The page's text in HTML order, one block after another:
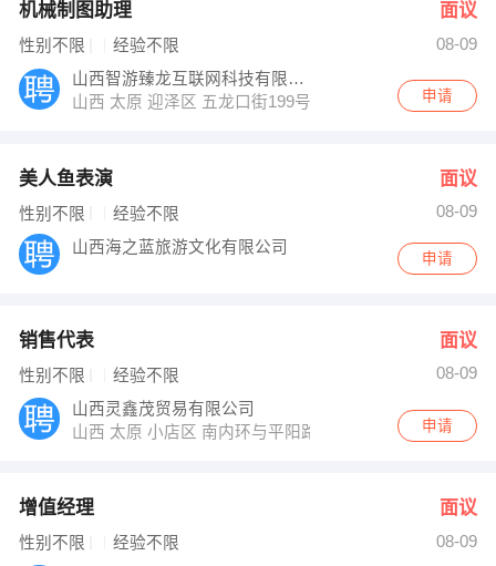
机械制图助理 面议
性别不限 经验不限
08-09
山西智游臻龙互联网科技有限公司
山西 太原 迎泽区 五龙口街199号汇大国际品牌总部5号楼
申请
美人鱼表演 面议
性别不限 经验不限
08-09
山西海之蓝旅游文化有限公司
申请
销售代表 面议
性别不限 经验不限
08-09
山西灵鑫茂贸易有限公司
山西 太原 小店区 南内环与平阳路交叉口赛格商务楼8楼
申请
增值经理 面议
性别不限 经验不限
08-09